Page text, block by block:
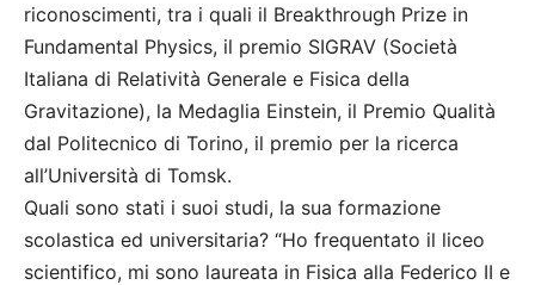
riconoscimenti, tra i quali il Breakthrough Prize in
Fundamental Physics, il premio SIGRAV (Società
Italiana di Relatività Generale e Fisica della
Gravitazione), la Medaglia Einstein, il Premio Qualità
dal Politecnico di Torino, il premio per la ricerca
all’Università di Tomsk.
Quali sono stati i suoi studi, la sua formazione
scolastica ed universitaria? “Ho frequentato il liceo
scientifico, mi sono laureata in Fisica alla Federico II e